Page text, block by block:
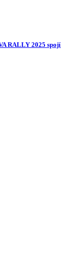
RALLY 2025 spojí